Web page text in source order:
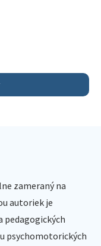
zameraný na
autoriek je
pedagogických
psychomotorických